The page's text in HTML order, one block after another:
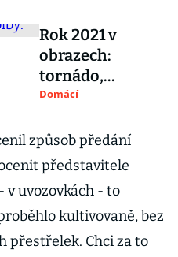
Rok 2021 v
obrazech:
tornádo,
olympiáda,
události po
měsících
Domácí
způsob předání
představitele
v uvozovkách - to
kultivovaně, bez
přestřelek. Chci za to